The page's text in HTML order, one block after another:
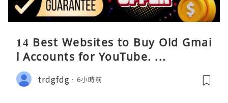
14 Best Websites to Buy Old Gmai
l Accounts for YouTube. ...
trdgfdg 6小時前